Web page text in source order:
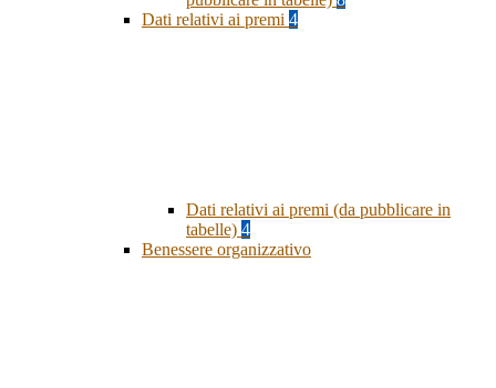
Dati relativi ai premi 4
Dati relativi ai premi (da pubblicare in
tabelle) 4
Benessere organizzativo